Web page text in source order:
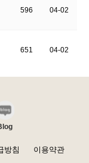
596 04-02
651 04-02
방침 이용약관